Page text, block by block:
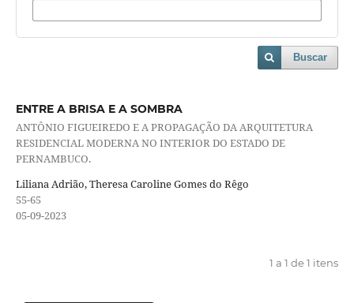
Buscar
ENTRE A BRISA E A SOMBRA
ANTÔNIO FIGUEIREDO E A PROPAGAÇÃO DA ARQUITETURA
RESIDENCIAL MODERNA NO INTERIOR DO ESTADO DE
PERNAMBUCO.
Liliana Adrião, Theresa Caroline Gomes do Rêgo
55-65
05-09-2023
1 a 1 de 1 itens